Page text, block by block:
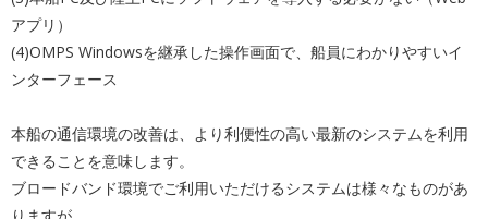
アプリ）
(4)OMPS Windowsを継承した操作画面で、船員にわかりやすいイ
ンターフェース
本船の通信環境の改善は、より利便性の高い最新のシステムを利用
できることを意味します。
ブロードバンド環境でご利用いただけるシステムは様々なものがあ